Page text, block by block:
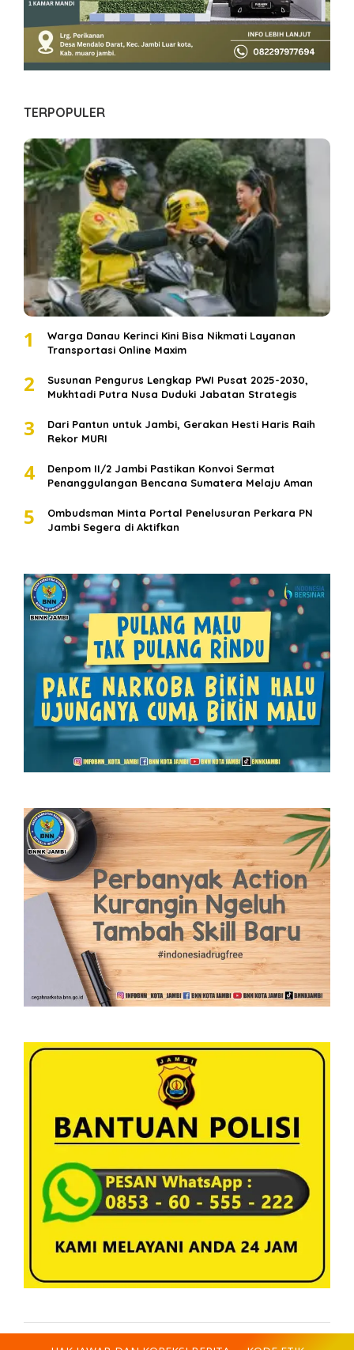
TERPOPULER
1
Warga Danau Kerinci Kini Bisa Nikmati Layanan
Transportasi Online Maxim
2
Susunan Pengurus Lengkap PWI Pusat 2025-2030,
Mukhtadi Putra Nusa Duduki Jabatan Strategis
3
Dari Pantun untuk Jambi, Gerakan Hesti Haris Raih
Rekor MURI
4
Denpom II/2 Jambi Pastikan Konvoi Sermat
Penanggulangan Bencana Sumatera Melaju Aman
5
Ombudsman Minta Portal Penelusuran Perkara PN
Jambi Segera di Aktifkan